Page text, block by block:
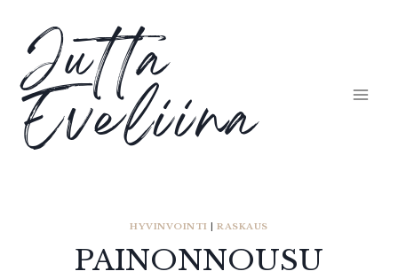
sisältöön
Jutta
Eveliina
HYVINVOINTI |RASKAUS
PAINONNOUSU